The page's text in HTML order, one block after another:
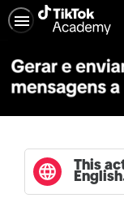
English selected
This